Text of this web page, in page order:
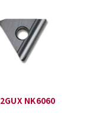
NK6060